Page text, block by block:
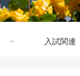
入試関連